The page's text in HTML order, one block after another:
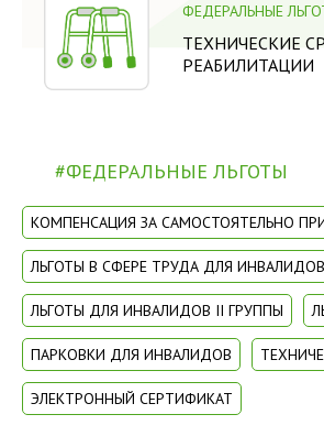
ФЕДЕРАЛЬНЫЕ
ТЕХНИЧЕСКИЕ
РЕАБИЛИТАЦИИ
#ФЕДЕРАЛЬНЫЕ ЛЬГОТЫ
КОМПЕНСАЦИЯ ЗА САМОСТОЯТЕЛЬНО
ЛЬГОТЫ В СФЕРЕ ТРУДА ДЛЯ
ЛЬГОТЫ ДЛЯ ИНВАЛИДОВ II ГРУППЫ
ПАРКОВКИ ДЛЯ ИНВАЛИДОВ
ЭЛЕКТРОННЫЙ СЕРТИФИКАТ